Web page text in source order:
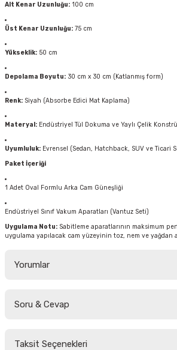
Alt Kenar Uzunluğu: 100 cm
Üst Kenar Uzunluğu: 75 cm
Yükseklik: 50 cm
Depolama Boyutu: 30 cm x 30 cm (Katlanmış form)
Renk: Siyah (Absorbe Edici Mat Kaplama)
Materyal: Endüstriyel Tül Dokuma ve Yaylı Çelik
Uyumluluk: Evrensel (Sedan, Hatchback, SUV ve Ticari
Paket İçeriği
1 Adet Oval Formlu Arka Cam Güneşliği
Endüstriyel Sınıf Vakum Aparatları (Vantuz Seti)
Uygulama Notu: Sabitleme aparatlarının maksimum
uygulama yapılacak cam yüzeyinin toz, nem ve yağdan
Yorumlar
Soru & Cevap
Taksit Seçenekleri